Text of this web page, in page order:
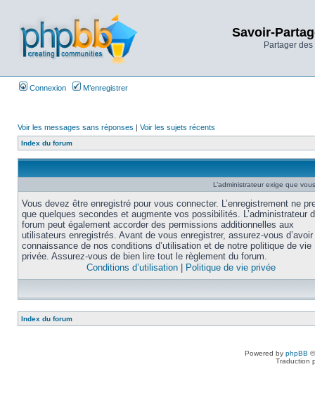
Savoir-
Partager
Connexion M’enregistrer
Voir les messages sans réponses | Voir les sujets récents
Index du forum
L’administrateur exige que
Vous devez être enregistré pour vous connecter. L’enregistrement ne
que quelques secondes et augmente vos possibilités. L’administrateur
forum peut également accorder des permissions additionnelles aux
utilisateurs enregistrés. Avant de vous enregistrer, assurez-vous
connaissance de nos conditions d’utilisation et de notre politique de vie
privée. Assurez-vous de bien lire tout le règlement du forum.
Conditions d’utilisation
Politique de vie privée
Index du forum
Powered by phpBB
Traduction